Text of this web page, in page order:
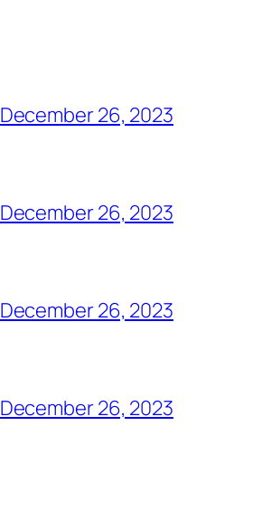
December 26, 2023
December 26, 2023
December 26, 2023
December 26, 2023